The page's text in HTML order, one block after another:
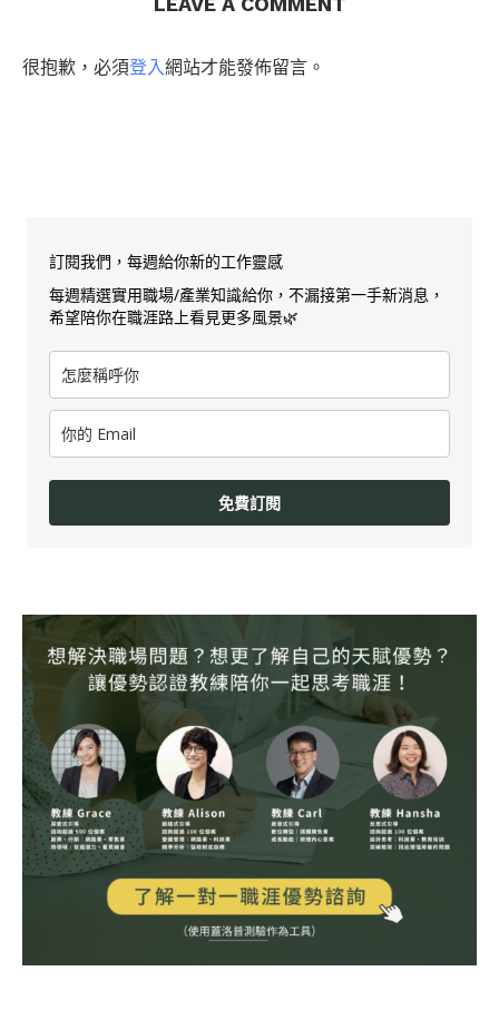
很抱歉，必須登入網站才能發佈留言。
訂閱我們，每週給你新的工作靈感
每週精選實用職場/產業知識給你，不漏接第一手新消息，
希望陪你在職涯路上看見更多風景🌿
免費訂閱